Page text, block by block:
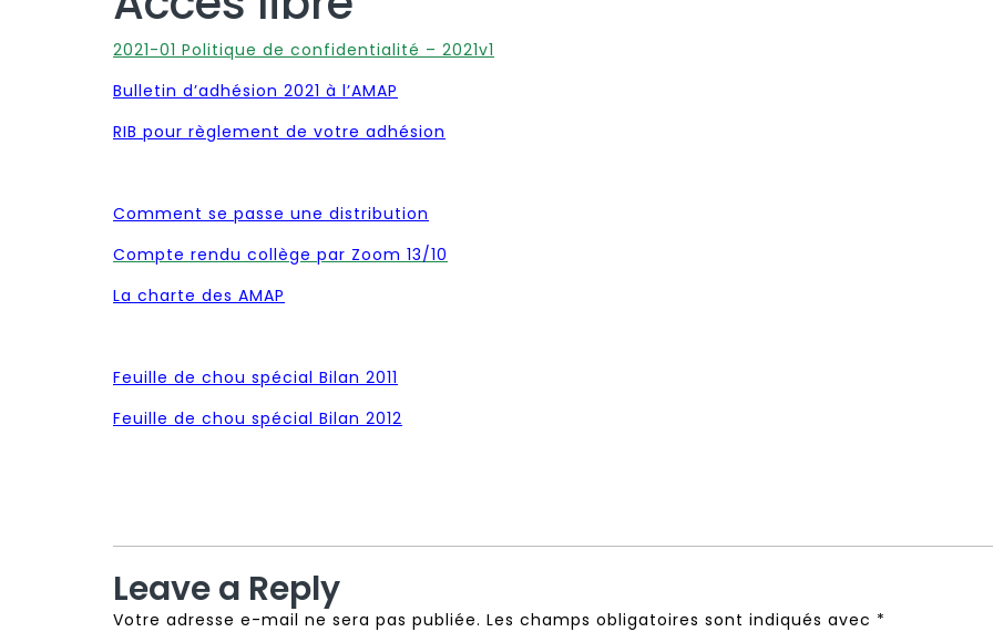
2021-01 Politique de confidentialité – 2021v1
Bulletin d’adhésion 2021 à l’AMAP
RIB pour règlement de votre adhésion
Comment se passe une distribution
Compte rendu collège par Zoom 13/10
La charte des AMAP
Feuille de chou spécial Bilan 2011
Feuille de chou spécial Bilan 2012
Leave a Reply
Votre adresse e-mail ne sera pas publiée. Les champs obligatoires sont indiqués avec *